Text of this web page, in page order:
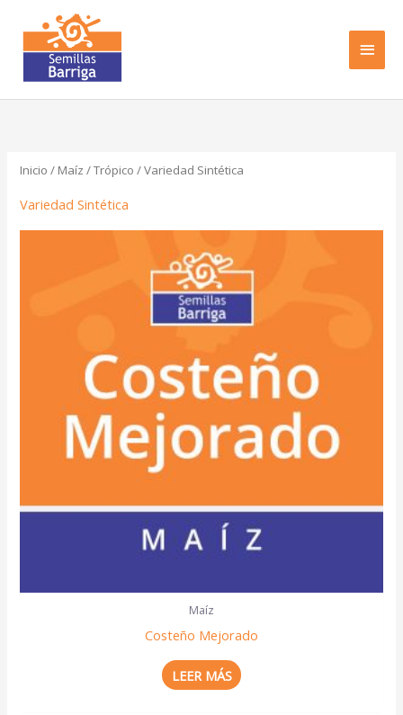
contenido
Inicio / Maíz /Trópico / Variedad Sintética
Variedad Sintética
Maíz
Costeño Mejorado
LEER MÁS